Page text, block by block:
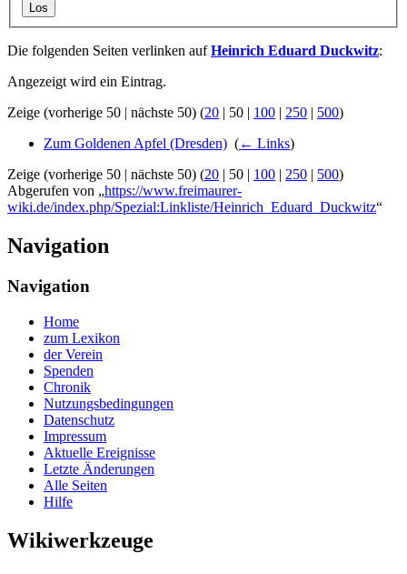
Los
Die folgenden Seiten verlinken aufHeinrich Eduard Duckwitz:
Angezeigt wird ein Eintrag.
Zeige (vorherige 50 | nächste 50) (20 | 50 | 100 | 250 | 500)
Zum Goldenen Apfel (Dresden) (← Links)
Zeige (vorherige 50 | nächste 50) (20 | 50 | 100 | 250 | 500)
Abgerufen von „https://www.freimaurer-
wiki.de/index.php/Spezial:Linkliste/Heinrich_Eduard_Duckwitz“
Navigation
Navigation
Home
zum Lexikon
der Verein
Spenden
Chronik
Nutzungsbedingungen
Datenschutz
Impressum
Aktuelle Ereignisse
Letzte Änderungen
Alle Seiten
Hilfe
Wikiwerkzeuge